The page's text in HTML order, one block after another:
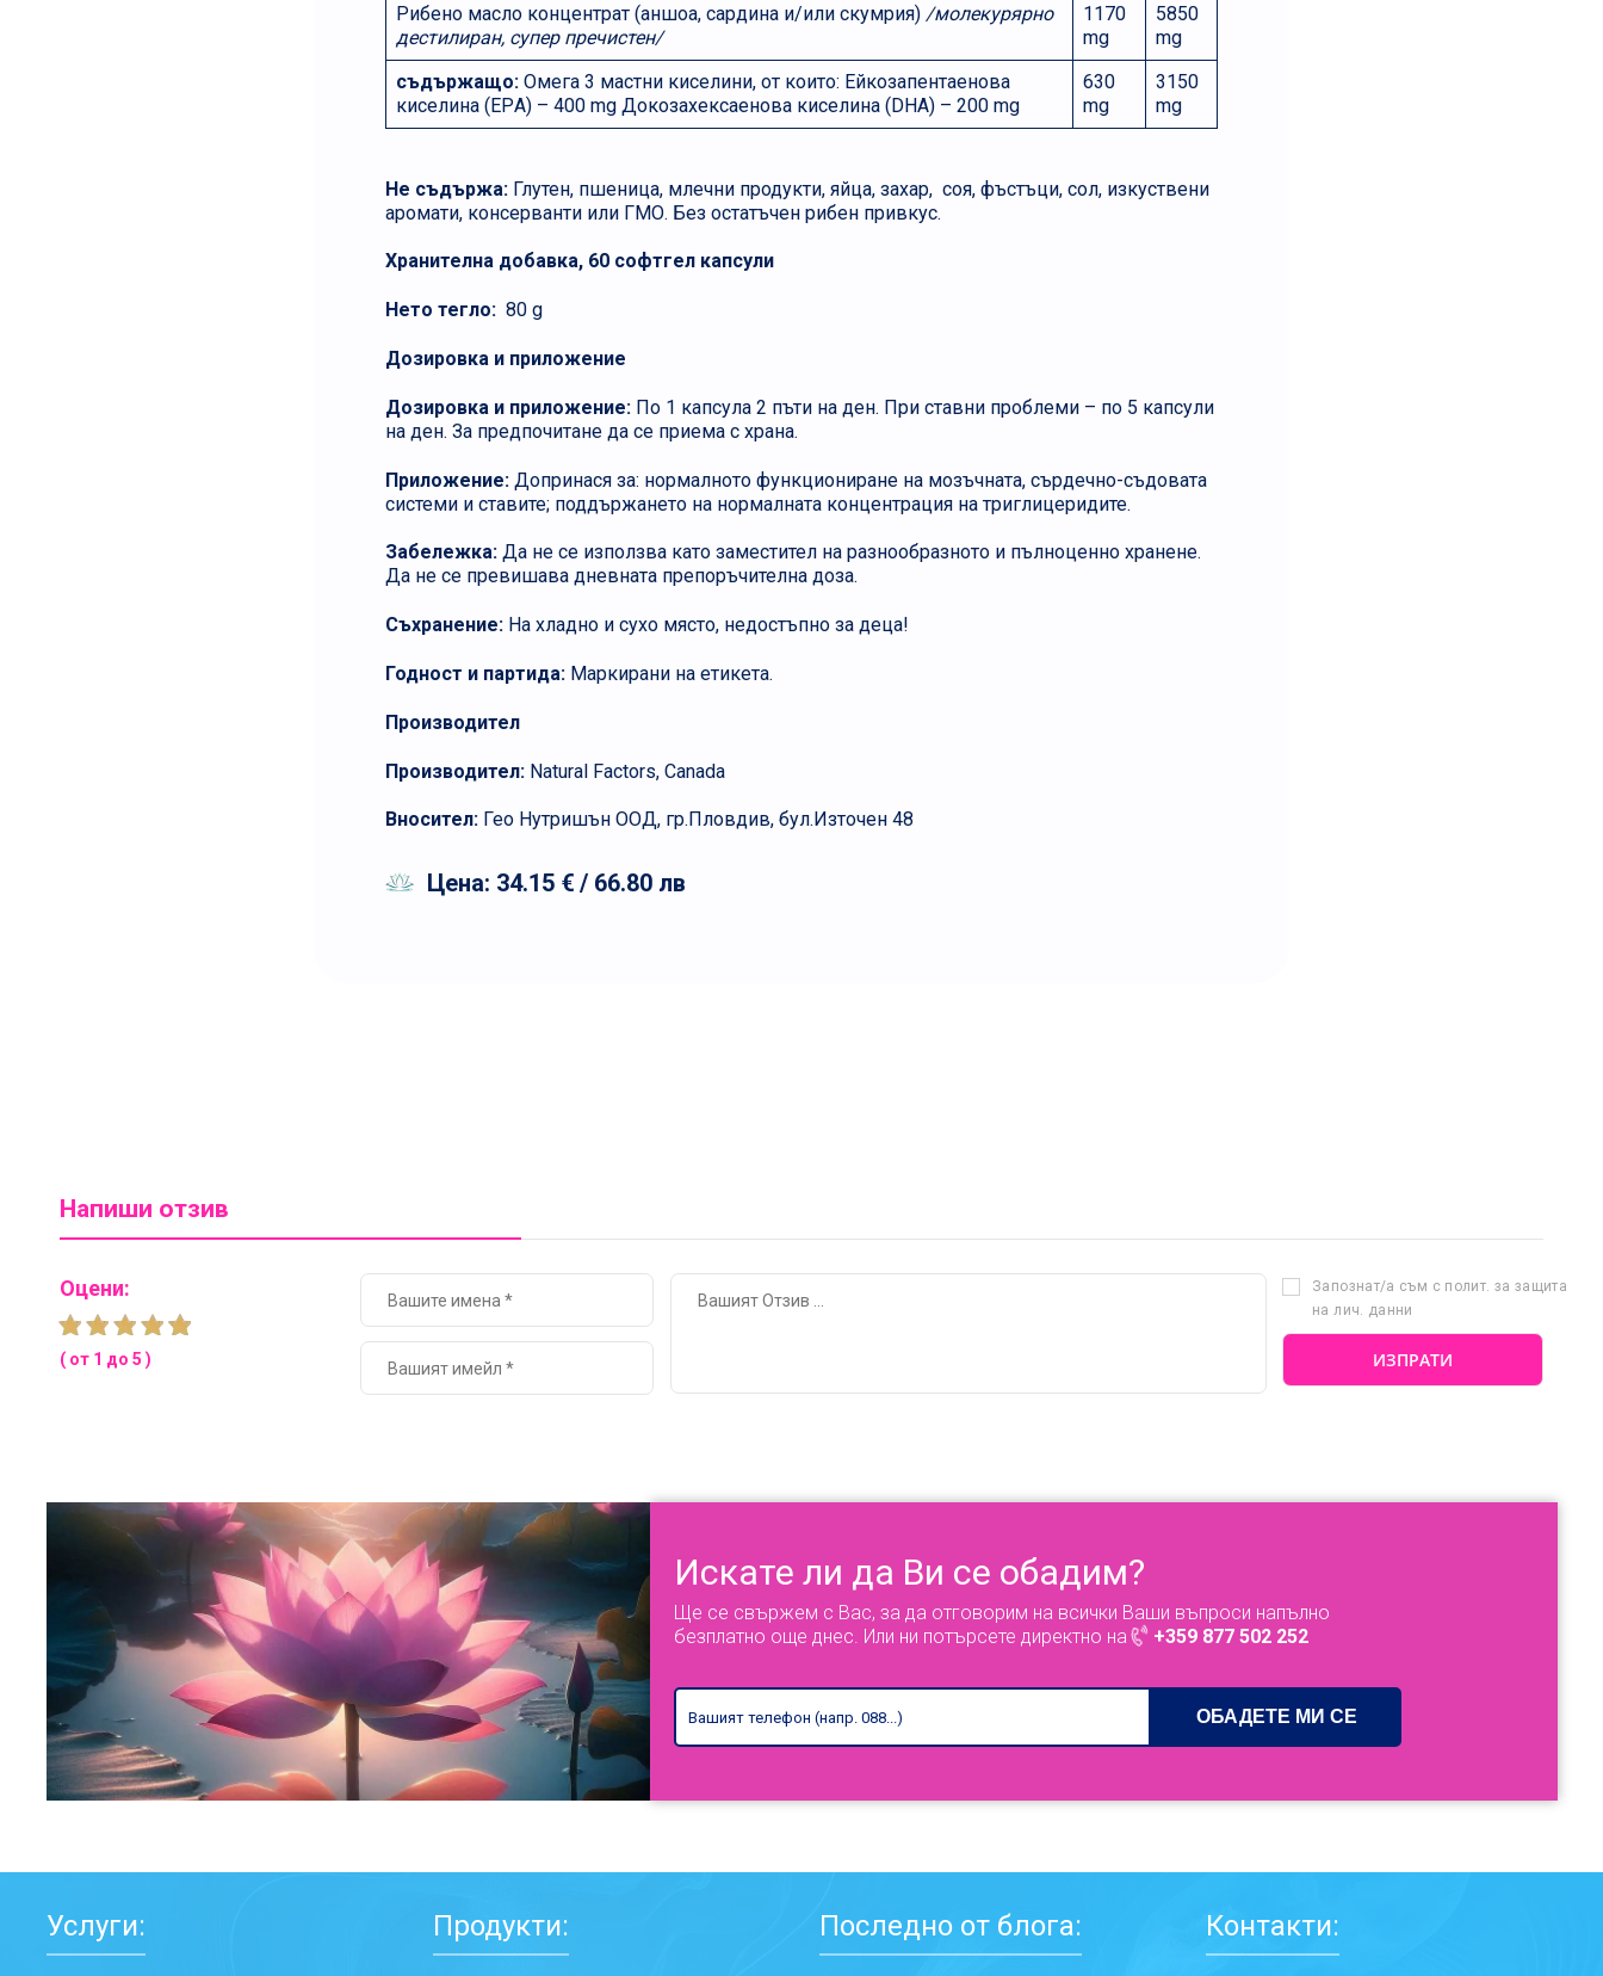
Рибено масло концентрат (аншоа, сардина и/или скумрия) /молекурярно
дестилиран, супер пречистен/
1170
mg
5850
mg
съдържащo: Омега 3 мастни киселини, от които: Ейкозапентаенова
киселина (EPА) – 400 mg Докозахексаенова киселина (DHА) – 200 mg
630
mg
3150
mg
Не съдържа: Глутен, пшеница, млечни продукти, яйца, захар, соя, фъстъци, сол, изкуствени
аромати, консерванти или ГМО. Без остатъчен рибен привкус.
Хранителна добавка, 60 софтгел капсули
Нето тегло: 80 g
Дозировка и приложение
Дозировка и приложение: По 1 капсула 2 пъти на ден. При ставни проблеми – по 5 капсули
на ден. За предпочитане да се приема с храна.
Приложение: Допринася за: нормалното функциониране на мозъчната, сърдечно-съдовата
системи и ставите; поддържането на нормалната концентрация на триглицеридите.
Забележка: Да не се използва като заместител на разнообразното и пълноценно хранене.
Да не се превишава дневната препоръчителна доза.
Съхранение: На хладно и сухо място, недостъпно за деца!
Годност и партида: Маркирани на етикета.
Производител
Производител: Natural Factors, Canada
Вносител: Гео Нутришън ООД, гр.Пловдив, бул.Източен 48
Цена: 34.15 € / 66.80 лв
Напиши отзив
Оцени:
( от 1 до 5 )
Запознат/а съм с полит. за защита
на лич. данни
Искате ли да Ви се обадим?
Ще се свържем с Вас, за да отговорим на всички Ваши въпроси напълно
безплатно още днес. Или ни потърсете директно на
+359 877 502 252
Услуги: Продукти: Последно от блога: Контакти: